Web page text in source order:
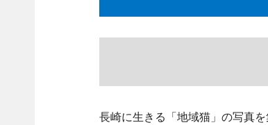
長崎に生きる「地域猫」の写真